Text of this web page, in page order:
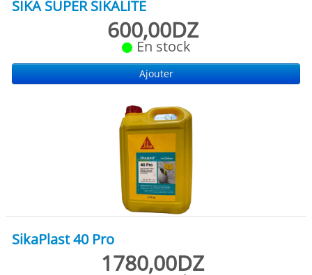
SIKA SUPER SIKALITE
600,00DZ
En stock
Ajouter
SikaPlast 40 Pro
1780,00DZ